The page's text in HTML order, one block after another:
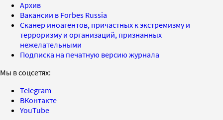
Архив
Вакансии в Forbes Russia
Сканер иноагентов, причастных к экстремизму и
терроризму и организаций, признанных
нежелательными
Подписка на печатную версию журнала
Мы в соцсетях:
Telegram
ВКонтакте
YouTube